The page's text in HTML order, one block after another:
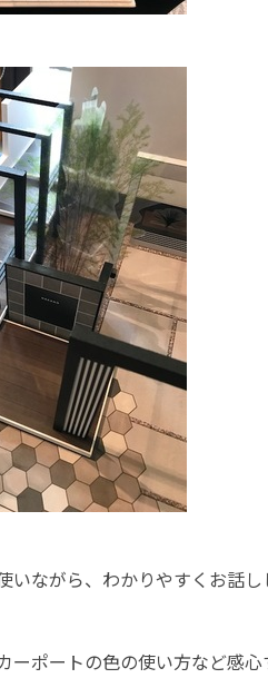
いながら、わかりやすくお話し
ポートの色の使い方など感心